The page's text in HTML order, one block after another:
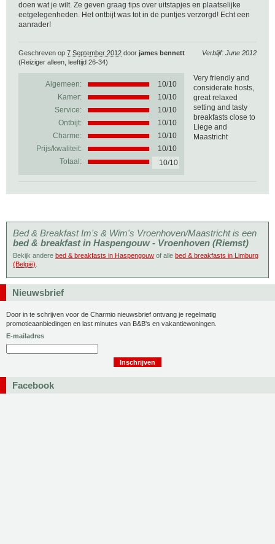
doen wat je wilt. Ze geven graag tips over uitstapjes en plaatselijke
eetgelegenheden. Het ontbijt was tot in de puntjes verzorgd! Echt een
aanrader!
Verblijf: June 2012
Geschreven op 7 September 2012 door james bennett
(Reiziger alleen, leeftijd 26-34)
Algemeen: 10/10
Kamer:
10/10
Service:
10/10
Ontbijt:
10/10
Charme:
10/10
Prijs/kwaliteit:
10/10
Totaal:
10/10
Very friendly and
considerate hosts,
great relaxed
setting and tasty
breakfasts close to
Liege and
Maastricht
Bed & Breakfast Im's & Wim's Vroenhoven/Maastricht is een
bed & breakfast in Haspengouw - Vroenhoven (Riemst)
Bekijk andere bed & breakfasts in Haspengouw of alle bed & breakfasts in Limburg
(België)
Nieuwsbrief
Door in te schrijven voor de Charmio nieuwsbrief ontvang je regelmatig
promotieaanbiedingen en last minutes van B&B's en vakantiewoningen.
E-mailadres
Facebook